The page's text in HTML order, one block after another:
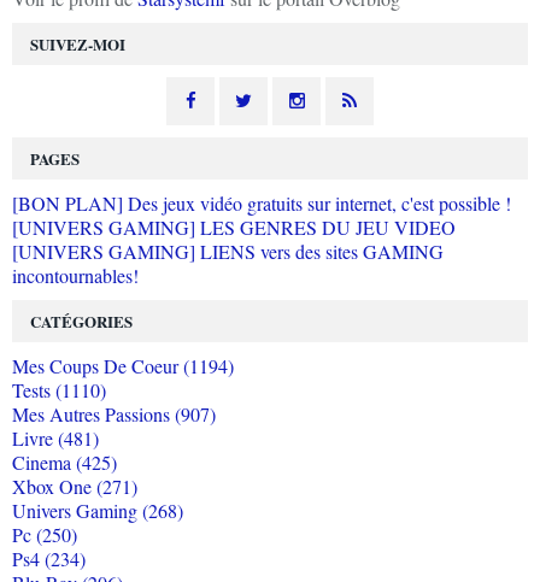
SUIVEZ-MOI
PAGES
[BON PLAN] Des jeux vidéo gratuits sur internet, c'est possible !
[UNIVERS GAMING] LES GENRES DU JEU VIDEO
[UNIVERS GAMING] LIENS vers des sites GAMING
incontournables!
CATÉGORIES
Mes Coups De Coeur (1194)
Tests (1110)
Mes Autres Passions (907)
Livre (481)
Cinema (425)
Xbox One (271)
Univers Gaming (268)
Pc (250)
Ps4 (234)